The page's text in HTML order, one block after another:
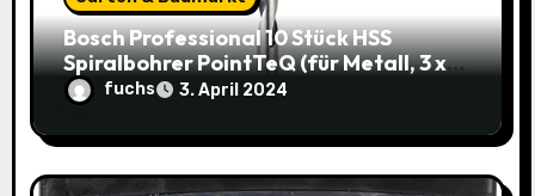
nBosch Professional 10 Stück HSS
Spiralbohrer PointTeQ (für Metall, 3 x
33 x 61 mm) – Top Deal: 3,49€ statt
8,48€
fuchs 3. April 2024